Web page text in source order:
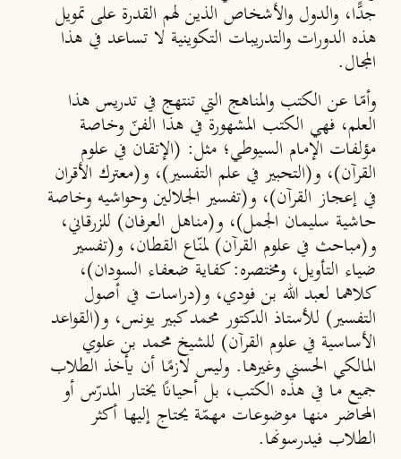
جدًّا، والدول والأشخاص الذين لهم القدرة على تمويل
هذه الدورات والتدريبات التكوينية لا تساعد في هذا
المجال.
وأمّا عن الكتب والمناهج التي تنتهج في تدريس هذا
العلم، فهي الكتب المشهورة في هذا الفنّ وخاصة
مؤلفات الإمام السيوطي؛ مثل: (الإتقان في علوم
القرآن)، و(التحبير في علم التفسير)، و(معترك الأقران
في إعجاز القرآن)، و(تفسير الجلالين وحواشيه وخاصة
حاشية سليمان الجمل)، و(مناهل العرفان) للزرقاني،
و(مباحث في علوم القرآن) لمنّاع القطان، و(تفسير
ضياء التأويل، ومختصره: كفاية ضعفاء السودان)،
كلاهما لعبد الله بن فودي، و(دراسات في أصول
التفسير) للأستاذ الدكتور محمد كبير يونس، و(القواعد
الأساسية في علوم القرآن) للشيخ محمد بن علوي
المالكي الحسني وغيرها. وليس لازمًا أن يأخذ الطلاب
جميع ما في هذه الكتب، بل أحيانًا يختار المدرّس أو
المحاضر منها موضوعات مهمّة يحتاج إليها أكثر
الطلاب فيدرسونها.